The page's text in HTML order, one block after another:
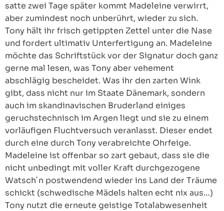
satte zwei Tage später kommt Madeleine verwirrt,
aber zumindest noch unberührt, wieder zu sich.
Tony hält ihr frisch getippten Zettel unter die Nase
und fordert ultimativ Unterfertigung an. Madeleine
möchte das Schriftstück vor der Signatur doch ganz
gerne mal lesen, was Tony aber vehement
abschlägig bescheidet. Was ihr den zarten Wink
gibt, dass nicht nur im Staate Dänemark, sondern
auch im skandinavischen Bruderland einiges
geruchstechnisch im Argen liegt und sie zu einem
vorläufigen Fluchtversuch veranlasst. Dieser endet
durch eine durch Tony verabreichte Ohrfeige.
Madeleine ist offenbar so zart gebaut, dass sie die
nicht unbedingt mit voller Kraft durchgezogene
Watsch´n postwendend wieder ins Land der Träume
schickt (schwedische Mädels halten echt nix aus…)
Tony nutzt die erneute geistige Totalabwesenheit